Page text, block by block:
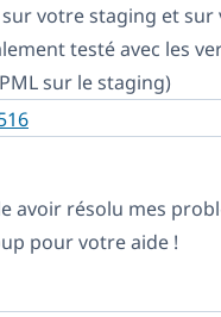
sur votre staging et sur
testé avec les
sur le staging)
avoir résolu mes
pour votre aide !